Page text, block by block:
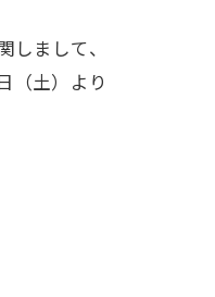
まして、
（土）より